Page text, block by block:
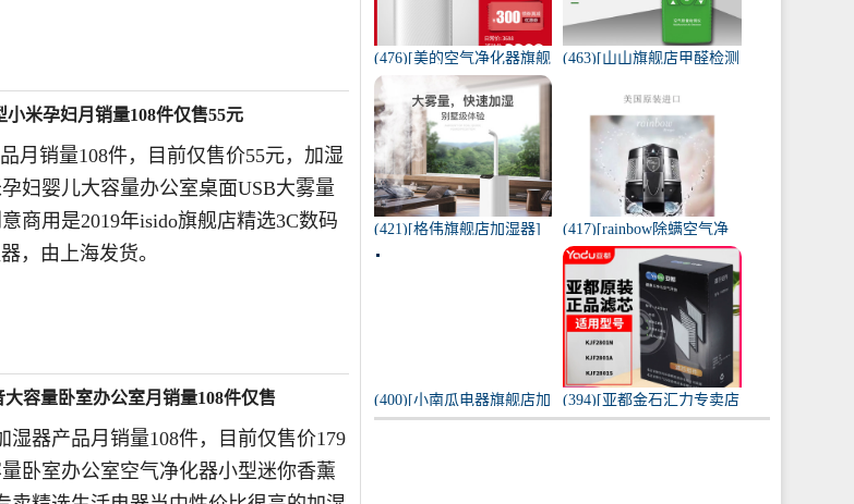
米孕妇月销量108件仅售55元
月销量108件，目前仅售价55元，加湿
妇婴儿大容量办公室桌面USB大雾量
商用是2019年isido旗舰店精选3C数码
，由上海发货。
容量卧室办公室月销量108件仅售
湿器产品月销量108件，目前仅售价179
卧室办公室空气净化器小型迷你香薰
(476)[美的空气净化器旗舰
店空气净化,氧吧]美的空气
净化器家用除甲醛月销量
170件仅售3698元
(463)[山山旗舰店甲醛检测
苯空气质量专业家月销量
12件仅售298元
(421)[格伟旗舰店加湿器]
工业加湿器大容量空气家
(417)[rainbow除螨空气净
化,氧吧]美国原装进口水过
滤RAINBOW空气月销量0
件仅售31920元
(400)[小南瓜电器旗舰店加
湿器]小南瓜加湿器家用静
(394)[亚都金石汇力专卖店
净化,加湿抽湿机配件]亚都